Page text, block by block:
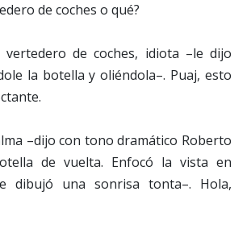
de coches o qué?
de coches, idiota –le dijo
la botella y oliéndola–. Puaj, esto
–dijo con tono dramático Roberto
de vuelta. Enfocó la vista en
dibujó una sonrisa tonta–. Hola,